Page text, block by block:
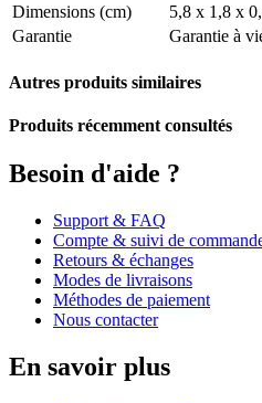
Dimensions (cm)
5,8 x 1,8 x
Garantie
Garantie à
Autres produits similaires
Produits récemment consultés
Besoin d'aide ?
Support & FAQ
Compte & suivi de
Retours & échanges
Modes de livraisons
Méthodes de paiement
Nous contacter
En savoir plus